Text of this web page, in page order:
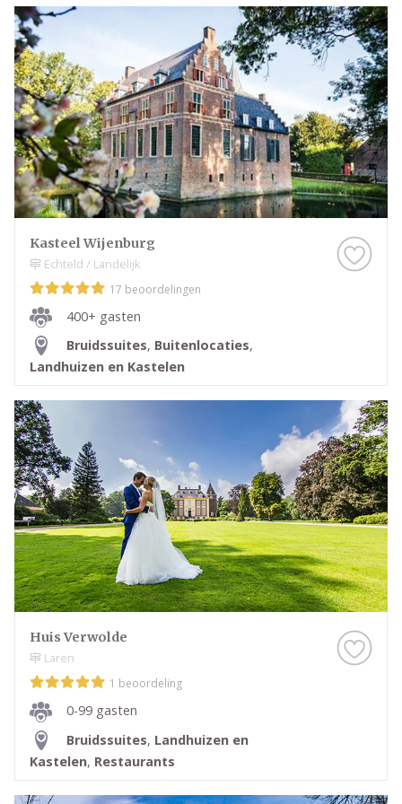
jullie een onvergetelijke dag te bezorgen.
Wij wensen jullie veel plezier met het plannen van
deze bijzondere dag. Maak er een geweldige tijd van
en geniet van elk moment!
Kasteel Wijenburg
Echteld / Landelijk
17 beoordelingen
400+ gasten
Bruidssuites, Buitenlocaties,
Landhuizen en Kastelen
Huis Verwolde
Laren
1 beoordeling
0-99 gasten
Bruidssuites, Landhuizen en
Kastelen, Restaurants